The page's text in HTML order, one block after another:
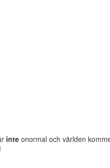
inte onormal och världen